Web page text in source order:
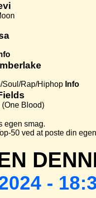
Soul/Rap/Hiphop Info
Blood)
egen smag.
50 ved at poste din
-